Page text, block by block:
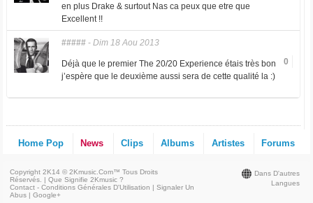
en plus Drake & surtout Nas ca peux que etre que
Excellent !!
#####- Dim 18 Aou 2013
0
Déjà que le premier The 20/20 Experience étais très bon
j’espère que le deuxième aussi sera de cette qualité la :)
Home Pop News Clips Albums Artistes Forums
Dans D'autres
Langues
Copyright 2K14 © 2Kmusic.com™Tous Droits
Réservés. |Que Signifie 2Kmusic ?
Contact - Conditions Générales D'Utilisation |Signaler Un
Abus |Google+